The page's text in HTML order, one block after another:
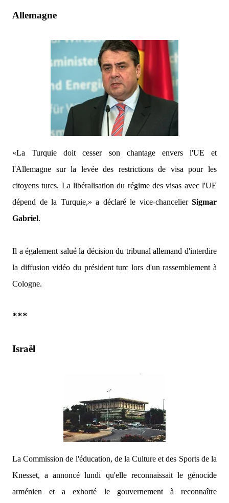
Allemagne
«La Turquie doit cesser son chantage envers l'UE et
l'Allemagne sur la levée des restrictions de visa pour les
citoyens turcs. La libéralisation du régime des visas avec l'UE
dépend de la Turquie,» a déclaré le vice-chancelier Sigmar
Gabriel.
Il a également salué la décision du tribunal allemand d'interdire
la diffusion vidéo du président turc lors d'un rassemblement à
Cologne.
***
Israël
La Commission de l'éducation, de la Culture et des Sports de la
Knesset, a annoncé lundi qu'elle reconnaissait le génocide
arménien et a exhorté le gouvernement à reconnaître